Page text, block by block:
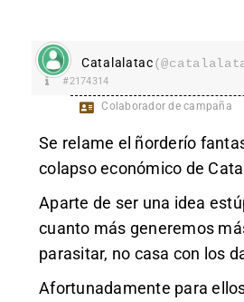
Catalalatac
#2174314
Colaborador de campaña
Se relame el ñorderío
colapso económico de
Aparte de ser una idea
cuanto más generemos
parasitar, no casa con los
Afortunadamente para